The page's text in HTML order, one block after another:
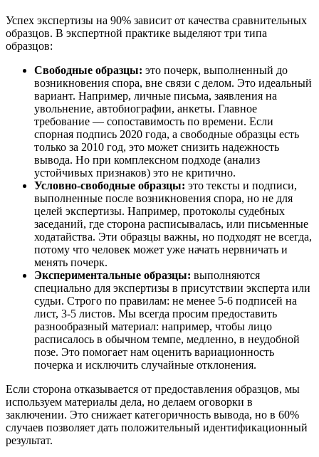
Успех экспертизы на 90% зависит от качества сравнительных
образцов. В экспертной практике выделяют три типа
образцов:
Свободные образцы: это почерк, выполненный до
возникновения спора, вне связи с делом. Это идеальный
вариант. Например, личные письма, заявления на
увольнение, автобиографии, анкеты. Главное
требование — сопоставимость по времени. Если
спорная подпись 2020 года, а свободные образцы есть
только за 2010 год, это может снизить надежность
вывода. Но при комплексном подходе (анализ
устойчивых признаков) это не критично.
Условно-свободные образцы: это тексты и подписи,
выполненные после возникновения спора, но не для
целей экспертизы. Например, протоколы судебных
заседаний, где сторона расписывалась, или письменные
ходатайства. Эти образцы важны, но подходят не всегда,
потому что человек может уже начать нервничать и
менять почерк.
Экспериментальные образцы: выполняются
специально для экспертизы в присутствии эксперта или
судьи. Строго по правилам: не менее 5-6 подписей на
лист, 3-5 листов. Мы всегда просим предоставить
разнообразный материал: например, чтобы лицо
расписалось в обычном темпе, медленно, в неудобной
позе. Это помогает нам оценить вариационность
почерка и исключить случайные отклонения.
Если сторона отказывается от предоставления образцов, мы
используем материалы дела, но делаем оговорки в
заключении. Это снижает категоричность вывода, но в 60%
случаев позволяет дать положительный идентификационный
результат.